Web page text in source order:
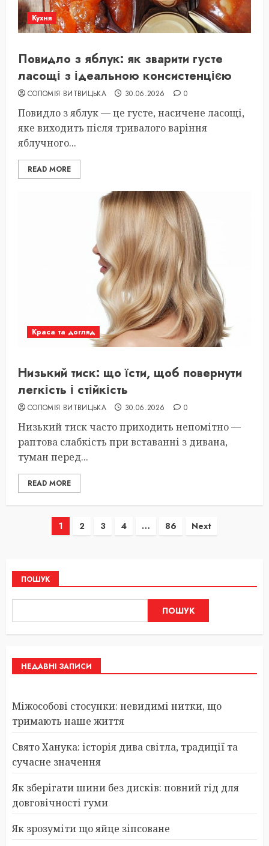
Кухня
Повидло з яблук: як зварити густе
ласощі з ідеальною консистенцією
СОЛОМІЯ ВИТВИЦЬКА 30.06.2026 0
Повидло з яблук — це густе, насичене ласощі,
яке виходить після тривалого варіння
яблучного...
READ MORE
Краса та догляд
Низький тиск: що їсти, щоб повернути
легкість і стійкість
СОЛОМІЯ ВИТВИЦЬКА 30.06.2026 0
Низький тиск часто приходить непомітно —
раптова слабкість при вставанні з дивана,
туман перед...
READ MORE
Пагінація
1 2 3 4 … 86 Next
ПОШУК
ПОШУК
НЕДАВНІ ЗАПИСИ
Міжособові стосунки: невидимі нитки, що
тримають наше життя
Свято Ханука: історія дива світла, традиції та
сучасне значення
Як зберігати шини без дисків: повний гід для
довговічності гуми
Як зрозуміти що яйце зіпсоване